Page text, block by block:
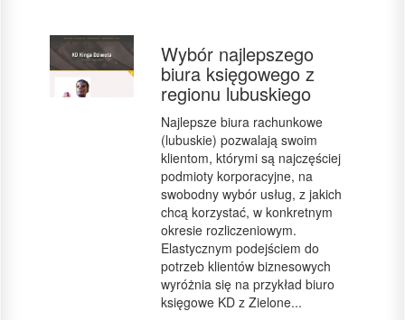
Wybór najlepszego
biura księgowego z
regionu lubuskiego
Najlepsze biura rachunkowe
(lubuskie) pozwalają swoim
klientom, którymi są najczęściej
podmioty korporacyjne, na
swobodny wybór usług, z jakich
chcą korzystać, w konkretnym
okresie rozliczeniowym.
Elastycznym podejściem do
potrzeb klientów biznesowych
wyróżnia się na przykład biuro
księgowe KD z Zielone...